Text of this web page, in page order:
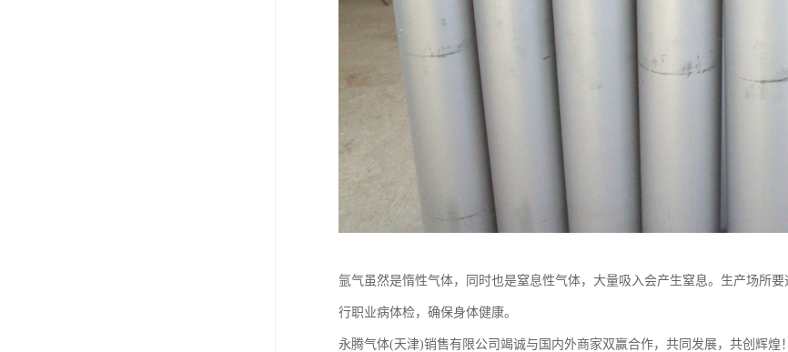
氩气虽然是惰性气体，同时也是窒息性气体，大量吸入会产生窒息。生产场所
行职业病体检，确保身体健康。
永腾气体(天津)销售有限公司竭诚与国内外商家双赢合作，共同发展，共创辉煌